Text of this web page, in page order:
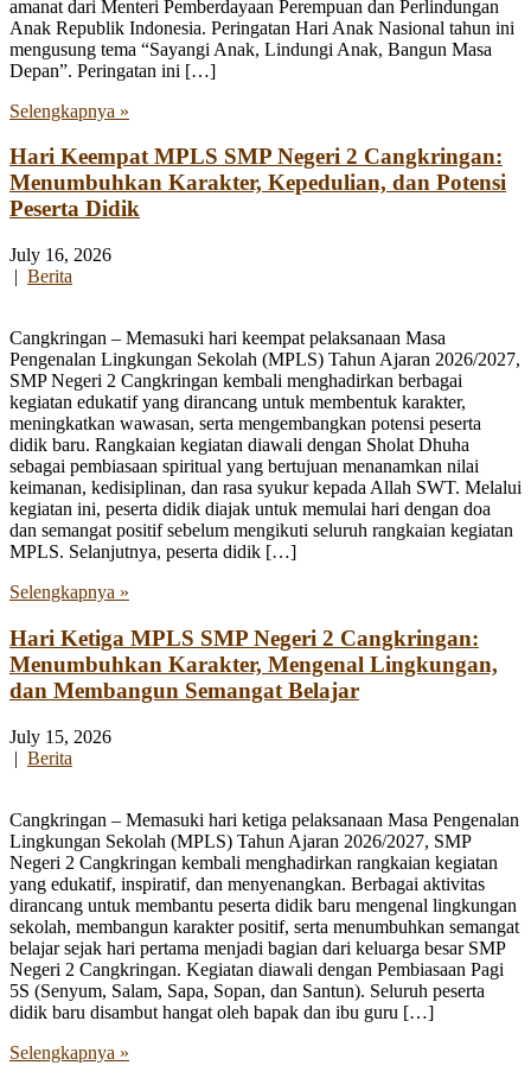
amanat dari Menteri Pemberdayaan Perempuan dan Perlindungan
Anak Republik Indonesia. Peringatan Hari Anak Nasional tahun ini
mengusung tema “Sayangi Anak, Lindungi Anak, Bangun Masa
Depan”. Peringatan ini […]
Selengkapnya »
Hari Keempat MPLS SMP Negeri 2 Cangkringan:
Menumbuhkan Karakter, Kepedulian, dan Potensi
Peserta Didik
July 16, 2026
| Berita
Cangkringan – Memasuki hari keempat pelaksanaan Masa
Pengenalan Lingkungan Sekolah (MPLS) Tahun Ajaran 2026/2027,
SMP Negeri 2 Cangkringan kembali menghadirkan berbagai
kegiatan edukatif yang dirancang untuk membentuk karakter,
meningkatkan wawasan, serta mengembangkan potensi peserta
didik baru. Rangkaian kegiatan diawali dengan Sholat Dhuha
sebagai pembiasaan spiritual yang bertujuan menanamkan nilai
keimanan, kedisiplinan, dan rasa syukur kepada Allah SWT. Melalui
kegiatan ini, peserta didik diajak untuk memulai hari dengan doa
dan semangat positif sebelum mengikuti seluruh rangkaian kegiatan
MPLS. Selanjutnya, peserta didik […]
Selengkapnya »
Hari Ketiga MPLS SMP Negeri 2 Cangkringan:
Menumbuhkan Karakter, Mengenal Lingkungan,
dan Membangun Semangat Belajar
July 15, 2026
| Berita
Cangkringan – Memasuki hari ketiga pelaksanaan Masa Pengenalan
Lingkungan Sekolah (MPLS) Tahun Ajaran 2026/2027, SMP
Negeri 2 Cangkringan kembali menghadirkan rangkaian kegiatan
yang edukatif, inspiratif, dan menyenangkan. Berbagai aktivitas
dirancang untuk membantu peserta didik baru mengenal lingkungan
sekolah, membangun karakter positif, serta menumbuhkan semangat
belajar sejak hari pertama menjadi bagian dari keluarga besar SMP
Negeri 2 Cangkringan. Kegiatan diawali dengan Pembiasaan Pagi
5S (Senyum, Salam, Sapa, Sopan, dan Santun). Seluruh peserta
didik baru disambut hangat oleh bapak dan ibu guru […]
Selengkapnya »